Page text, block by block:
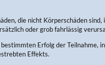
die nicht Körperschäden sind,
oder grob fahrlässig
Erfolg der Teilnahme,
Effekts.